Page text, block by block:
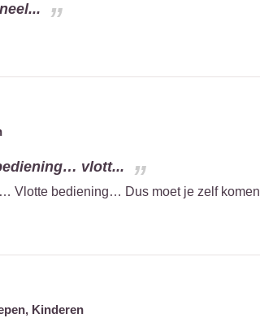
vlott...
Vlotte bediening… Dus moet je zelf komen
Kinderen